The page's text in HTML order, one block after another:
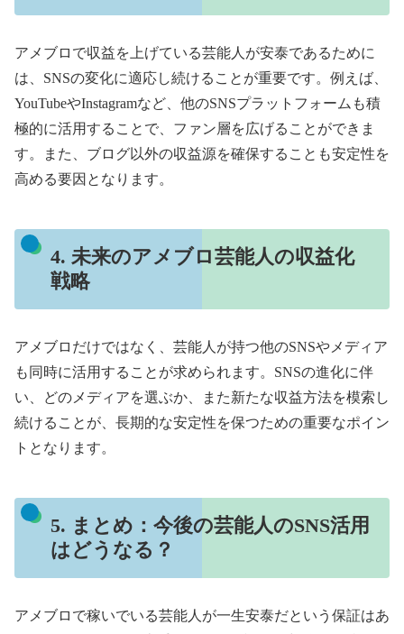
アメブロで収益を上げている芸能人が安泰であるために
は、SNSの変化に適応し続けることが重要です。例えば、
YouTubeやInstagramなど、他のSNSプラットフォームも積
極的に活用することで、ファン層を広げることができま
す。また、ブログ以外の収益源を確保することも安定性を
高める要因となります。
4. 未来のアメブロ芸能人の収益化
戦略
アメブロだけではなく、芸能人が持つ他のSNSやメディア
も同時に活用することが求められます。SNSの進化に伴
い、どのメディアを選ぶか、また新たな収益方法を模索し
続けることが、長期的な安定性を保つための重要なポイン
トとなります。
5. まとめ：今後の芸能人のSNS活用
はどうなる？
アメブロで稼いでいる芸能人が一生安泰だという保証はあ